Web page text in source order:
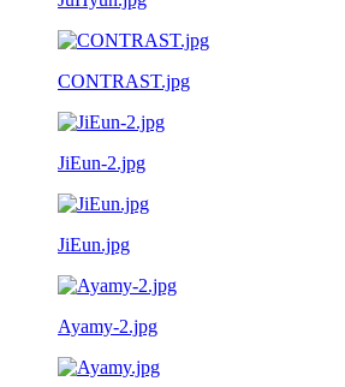
CONTRAST.jpg
JiEun-2.jpg
JiEun.jpg
Ayamy-2.jpg